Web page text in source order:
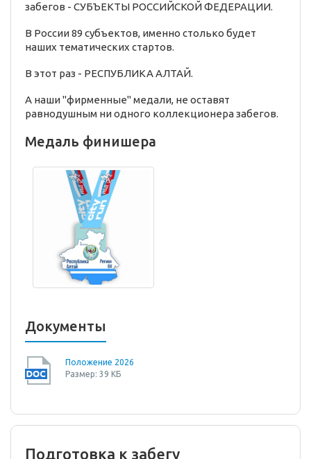
забегов - СУБЪЕКТЫ РОССИЙСКОЙ ФЕДЕРАЦИИ.
В России 89 субъектов, именно столько будет
наших тематических стартов.
В этот раз - РЕСПУБЛИКА АЛТАЙ.
А наши "фирменные" медали, не оставят
равнодушным ни одного коллекционера забегов.
Медаль финишера
Документы
Положение 2026
Размер: 39 КБ
Подготовка к забегу